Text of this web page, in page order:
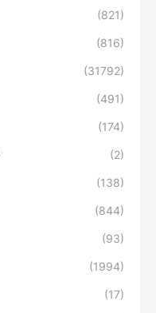
(821)
(816)
(31792)
(491)
(174)
(2)
(138)
(844)
(93)
(1994)
(17)